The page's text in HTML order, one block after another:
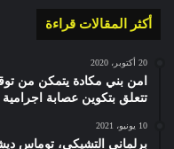
أكثر المقالات قراءة
20 أكتوبر، 2020
امن بني مكادة يتمكن من
تتعلق بتكوين عصابة اجرامية
10 يونيو، 2021
برلماني التشيكي، توماس